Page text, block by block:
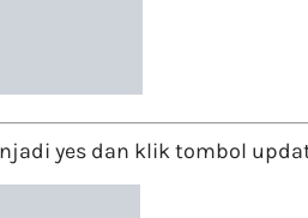
yes dan klik tombol